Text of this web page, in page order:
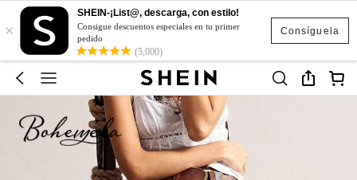
Consíguela
×
SHEIN-¡List@, descarga, con estilo!
Consigue descuentos especiales en tu primer
pedido
(5,000)